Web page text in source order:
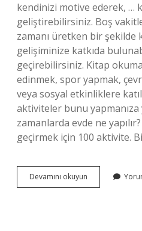
kendinizi motive ederek, …
geliştirebilirsiniz. Boş
zamanı üretken bir şekilde
gelişiminize katkıda
geçirebilirsiniz. Kitap
edinmek, spor yapmak,
veya sosyal etkinliklere
aktiviteler bunu yapmanıza
zamanlarda evde ne yapılır?
geçirmek için 100 aktivite.
Devamını okuyun
Zaman